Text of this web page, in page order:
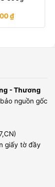
₫
- Thương
nguồn gốc
giấy tờ đầy